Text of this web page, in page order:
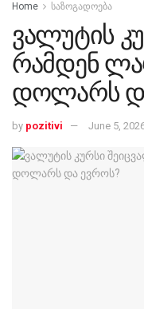
Home საზოგადოება
ვალუტის
რამდენ
დოლარს
by pozitivi June 5,